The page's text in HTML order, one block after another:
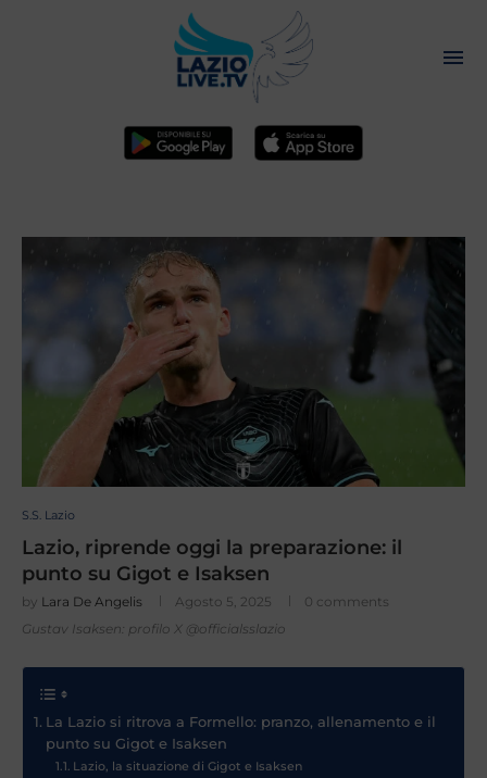
S.S. Lazio
Lazio, riprende oggi la preparazione: il
punto su Gigot e Isaksen
by Lara De Angelis Agosto 5, 2025
0 comments
Gustav Isaksen: profilo X @officialsslazio
La Lazio si ritrova a Formello: pranzo, allenamento e il
punto su Gigot e Isaksen
Lazio, la situazione di Gigot e Isaksen